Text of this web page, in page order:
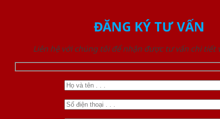
ĐĂNG KÝ TƯ VẤN
Liên hệ với chúng tôi để nhận được tư vấn chi tiết